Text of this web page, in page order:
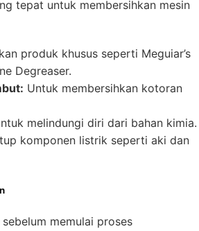
tepat untuk membersihkan mesin
produk khusus seperti Meguiar’s
Degreaser.
Untuk membersihkan kotoran
melindungi diri dari bahan kimia.
komponen listrik seperti aki dan
memulai proses